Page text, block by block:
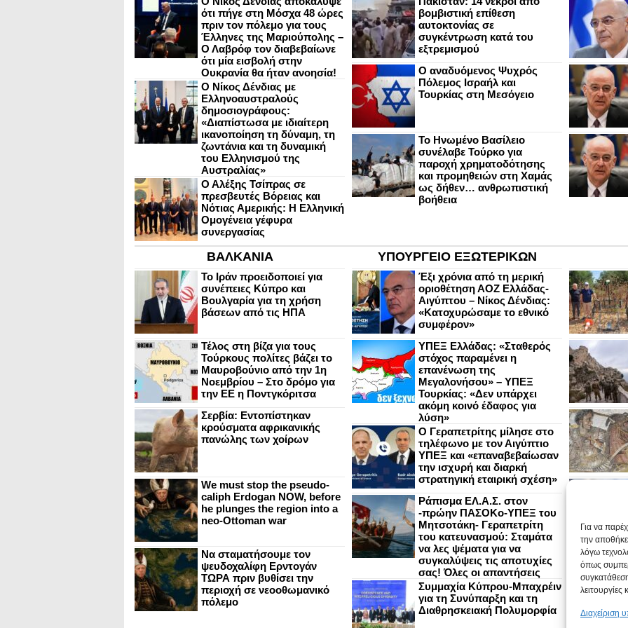
Για να
την
λόγω
όπως
λειτουργίες
Διαχείριση
ότι πήγε στη Μόσχα 48 ώρες
πριν τον πόλεμο για τους
Έλληνες της Μαριούπολης –
Ο Λαβρόφ τον διαβεβαίωνε
ότι μία εισβολή στην
Ουκρανία θα ήταν ανοησία!
Ο Νίκος Δένδιας με
Ελληνοαυστραλούς
δημοσιογράφους:
«Διαπίστωσα με ιδιαίτερη
ικανοποίηση τη δύναμη, τη
ζωντάνια και τη δυναμική
του Ελληνισμού της
Αυστραλίας»
Ο Αλέξης Τσίπρας σε
πρεσβευτές Βόρειας και
Νότιας Αμερικής: Η Ελληνική
Ομογένεια γέφυρα
συνεργασίας
βομβιστική επίθεση
αυτοκτονίας σε
συγκέντρωση κατά του
εξτρεμισμού
Ο αναδυόμενος Ψυχρός
Πόλεμος Ισραήλ και
Τουρκίας στη Μεσόγειο
Το Ηνωμένο Βασίλειο
συνέλαβε Τούρκο για
παροχή χρηματοδότησης
και προμηθειών στη Χαμάς
ως δήθεν… ανθρωπιστική
βοήθεια
ΒΑΛΚΑΝΙΑ
Το Ιράν προειδοποιεί για
συνέπειες Κύπρο και
Βουλγαρία για τη χρήση
βάσεων από τις ΗΠΑ
Τέλος στη βίζα για τους
Τούρκους πολίτες βάζει το
Μαυροβούνιο από την 1η
Νοεμβρίου – Στο δρόμο για
την ΕΕ η Ποντγκόριτσα
Σερβία: Εντοπίστηκαν
κρούσματα αφρικανικής
πανώλης των χοίρων
We must stop the pseudo-
caliph Erdogan NOW, before
he plunges the region into a
neo-Ottoman war
Να σταματήσουμε τον
ψευδοχαλίφη Ερντογάν
ΤΩΡΑ πριν βυθίσει την
περιοχή σε νεοοθωμανικό
πόλεμο
ΥΠΟΥΡΓΕΙΟ ΕΞΩΤΕΡΙΚΩΝ
Έξι χρόνια από τη μερική
οριοθέτηση ΑΟΖ Ελλάδας-
Αιγύπτου – Νίκος Δένδιας:
«Κατοχυρώσαμε το εθνικό
συμφέρον»
ΥΠΕΞ Ελλάδας: «Σταθερός
στόχος παραμένει η
επανένωση της
Μεγαλονήσου» – ΥΠΕΞ
Τουρκίας: «Δεν υπάρχει
ακόμη κοινό έδαφος για
λύση»
Ο Γεραπετρίτης μίλησε στο
τηλέφωνο με τον Αιγύπτιο
ΥΠΕΞ και «επαναβεβαίωσαν
την ισχυρή και διαρκή
στρατηγική εταιρική σχέση»
Ράπισμα ΕΛ.Α.Σ. στον
-πρώην ΠΑΣΟΚο-ΥΠΕΞ του
Μητσοτάκη- Γεραπετρίτη
του κατευνασμού: Σταμάτα
να λες ψέματα για να
συγκαλύψεις τις αποτυχίες
σας! Όλες οι απαντήσεις
Συμμαχία Κύπρου-Μπαχρέιν
για τη Συνύπαρξη και τη
Διαθρησκειακή Πολυμορφία